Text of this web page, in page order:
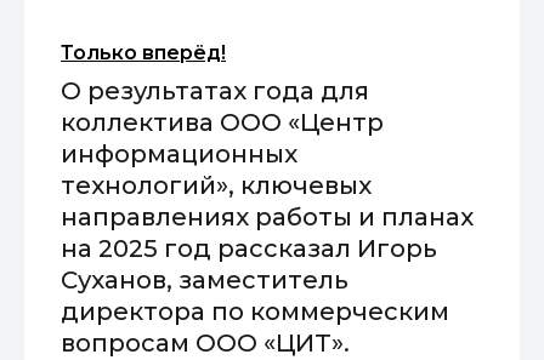
Только вперёд!
О результатах года для
коллектива ООО «Центр
информационных
технологий», ключевых
направлениях работы и планах
на 2025 год рассказал Игорь
Суханов, заместитель
директора по коммерческим
вопросам ООО «ЦИТ».